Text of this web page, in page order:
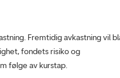
Fremtidig avkastning vil
fondets risiko og
følge av kurstap.